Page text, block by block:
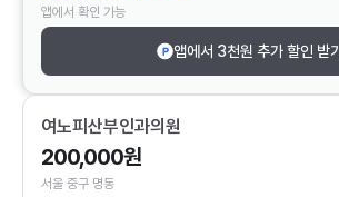
앱에서 확인 가능
앱에서 3천원 추가 할인 받기
여노피산부인과의원
200,000원
서울 중구 명동